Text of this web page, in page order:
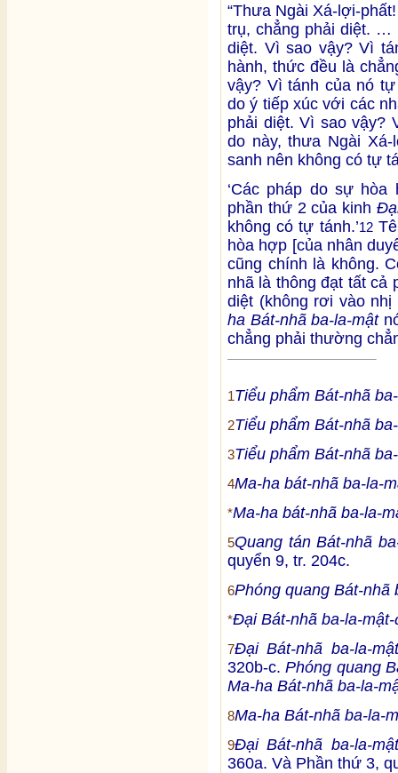
“Thưa Ngài Xá-lợi-
trụ, chẳng phải diệt. …
diệt. Vì sao vậy? Vì
hành, thức đều là
vậy? Vì tánh của nó
do ý tiếp xúc với các
phải diệt. Vì sao vậy?
do này, thưa Ngài
sanh nên không có tự
‘Các pháp do sự hòa
phần thứ 2 của kinh
không có tự tánh.’12
hòa hợp [của nhân
cũng chính là không.
nhã là thông đạt tất cả
diệt (không rơi vào
ha Bát-nhã ba-la-mật
chẳng phải thường
1Tiểu phẩm Bát-nhã
2Tiểu phẩm Bát-nhã
3Tiểu phẩm Bát-nhã
4Ma-ha bát-nhã ba-la-
*Ma-ha bát-nhã ba-la-
5Quang tán Bát-nhã
quyển 9, tr. 204c.
6Phóng quang Bát-nhã
*Đại Bát-nhã ba-la-
7Đại Bát-nhã ba-la-
320b-c.Phóng quang
Ma-ha Bát-nhã ba-la-
8Ma-ha Bát-nhã ba-la-
9Đại Bát-nhã ba-la-
360a. Và Phần thứ 3,